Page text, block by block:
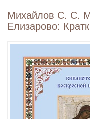
Михайлов С. С.
Елизарово: